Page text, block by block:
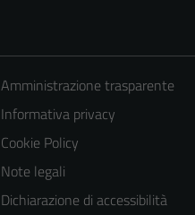
Amministrazione trasparente
Informativa privacy
Cookie Policy
Note legali
Dichiarazione di accessibilità